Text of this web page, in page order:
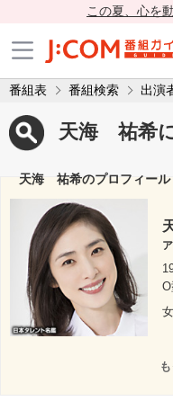
この夏、心を
番組表 番組検索 出演
天海 祐希
天海 祐希のプロフィール